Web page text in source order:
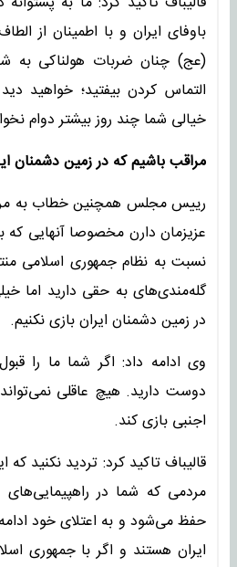
باوفای ایران و با اطمینان از
(عج) چنان ضربات هولناکی به
التماس کردن بیفتید؛ خواهید
خیالی شما چند روز بیشتر دوام
مراقب باشیم که در زمین دشمنان
رییس مجلس همچنین خطاب به
عزیزمان دارن مخصوصا آنهایی که
نسبت به نظام جمهوری اسلامی
گله‌مندی‌های به حقی دارید اما
در زمین دشمنان ایران بازی نکنیم.
وی ادامه داد: اگر شما ما را
دوست دارید. هیچ عاقلی
اجنبی بازی کند.
قالیباف تاکید کرد: تردید نکنید که
حفظ می‌شود و به اعتلای خود
ایران هستند و اگر با جمهوری